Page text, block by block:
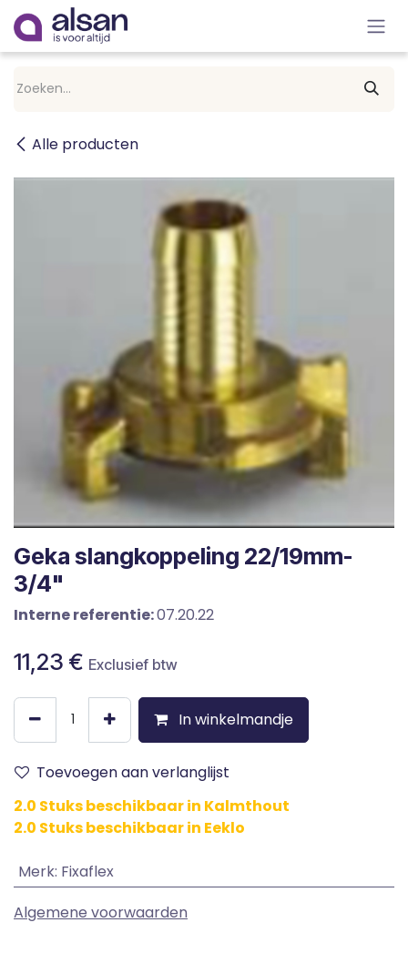
Overslaan naar inhoud
Alle producten
Geka slangkoppeling 22/19mm-
3/4"
Interne referentie:07.20.22
11,23 € Exclusief btw
In winkelmandje
Toevoegen aan verlanglijst
2.0 Stuks beschikbaar in Kalmthout
2.0 Stuks beschikbaar in Eeklo
Merk: Fixaflex
Algemene voorwaarden